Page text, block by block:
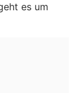
es um